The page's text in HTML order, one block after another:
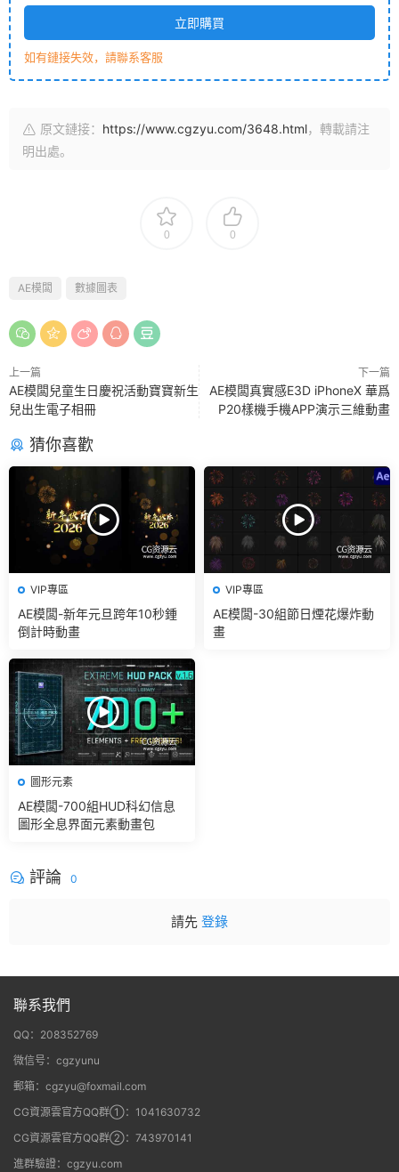
立即購買
如有鏈接失效，請聯系客服
原文鏈接： https://www.cgzyu.com/3648.html，轉載請注
明出處。
0 0
AE模闆 數據圖表
上一篇
AE模闆兒童生日慶祝活動寶寶新生
兒出生電子相冊
下一篇
AE模闆真實感E3D iPhoneX 華爲
P20樣機手機APP演示三維動畫
猜你喜歡
VIP專區
AE模闆-新年元旦跨年10秒鍾
倒計時動畫
VIP專區
AE模闆-30組節日煙花爆炸動
畫
圖形元素
AE模闆-700組HUD科幻信息
圖形全息界面元素動畫包
評論 0
請先 登錄
聯系我們
QQ：208352769
微信号：cgzyunu
郵箱：cgzyu@foxmail.com
CG資源雲官方QQ群①：1041630732
CG資源雲官方QQ群②：743970141
進群驗證：cgzyu.com